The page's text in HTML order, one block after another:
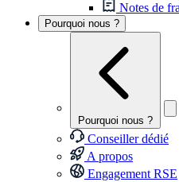
Notes de
Pourquoi nous ?
Pourquoi nous ?
Conseiller dédié
A propos
Engagement RSE